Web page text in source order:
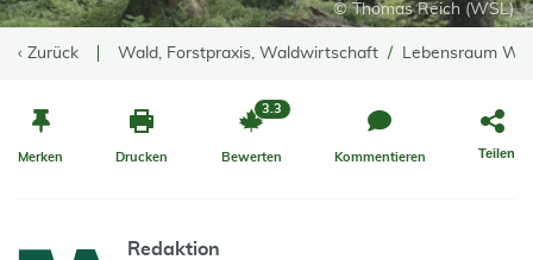
© Thomas Reich (WSL)
‹ Zurück Wald, Forstpraxis, Waldwirtschaft Lebensraum
Merken Drucken Bewerten
3.3
Kommentieren Teilen
Redaktion